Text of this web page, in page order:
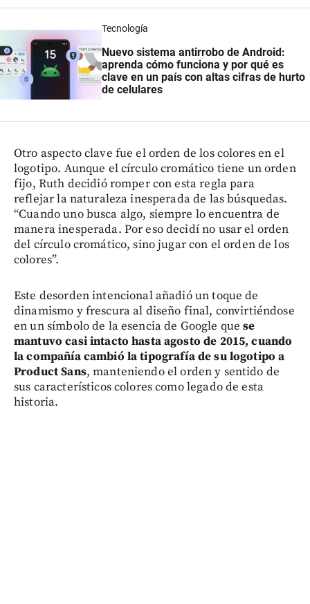
Tecnología
Nuevo sistema antirrobo de Android:
aprenda cómo funciona y por qué es
clave en un país con altas cifras de hurto
de celulares
Otro aspecto clave fue el orden de los colores en el
logotipo. Aunque el círculo cromático tiene un orden
fijo, Ruth decidió romper con esta regla para
reflejar la naturaleza inesperada de las búsquedas.
“Cuando uno busca algo, siempre lo encuentra de
manera inesperada. Por eso decidí no usar el orden
del círculo cromático, sino jugar con el orden de los
colores”.
Este desorden intencional añadió un toque de
dinamismo y frescura al diseño final, convirtiéndose
en un símbolo de la esencia de Google quese
mantuvo casi intacto hasta agosto de 2015, cuando
la compañía cambió la tipografía de su logotipo a
Product Sans, manteniendo el orden y sentido de
sus característicos colores como legado de esta
historia.